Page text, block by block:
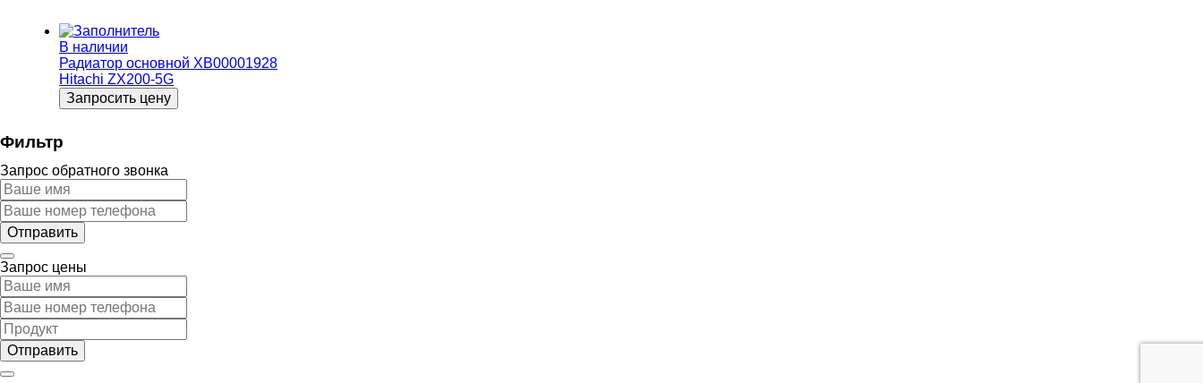
В наличии
Радиатор основной XB00001928
Hitachi ZX200-5G
Запросить цену
Фильтр
Запрос обратного звонка
Запрос цены